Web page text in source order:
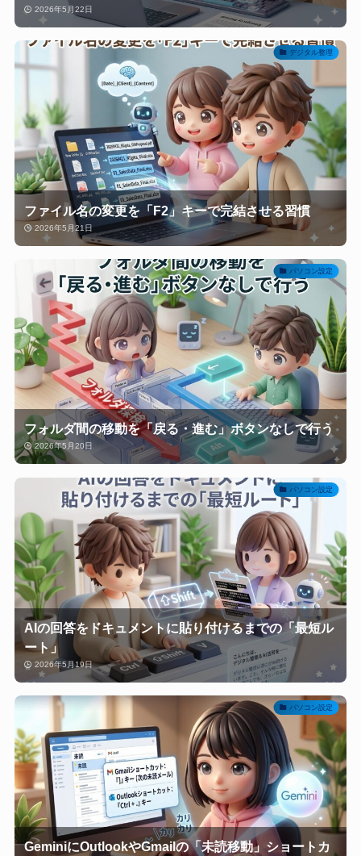
2026年5月22日
デジタル整理
ファイル名の変更を「F2」キーで完結させる習慣
2026年5月21日
パソコン設定
フォルダ間の移動を「戻る・進む」ボタンなしで行う
2026年5月20日
パソコン設定
AIの回答をドキュメントに貼り付けるまでの「最短ル
ート」
2026年5月19日
パソコン設定
GeminiにOutlookやGmailの「未読移動」ショートカ